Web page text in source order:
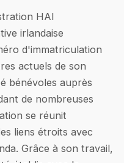
HAI
irlandaise
d'immatriculation
actuels de son
bénévoles auprès
de nombreuses
se réunit
liens étroits avec
Grâce à son travail,